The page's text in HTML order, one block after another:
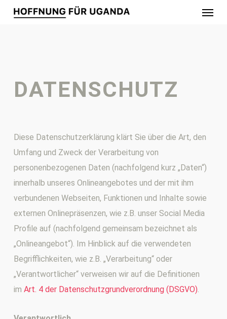
Skip
DATENSCHUTZ
Diese Datenschutzerklärung klärt Sie über die Art, den
Umfang und Zweck der Verarbeitung von
personenbezogenen Daten (nachfolgend kurz „Daten“)
innerhalb unseres Onlineangebotes und der mit ihm
verbundenen Webseiten, Funktionen und Inhalte sowie
externen Onlinepräsenzen, wie z.B. unser Social Media
Profile auf (nachfolgend gemeinsam bezeichnet als
„Onlineangebot“). Im Hinblick auf die verwendeten
Begrifflichkeiten, wie z.B. „Verarbeitung“ oder
„Verantwortlicher“ verweisen wir auf die Definitionen
im Art. 4 der Datenschutzgrundverordnung (DSGVO).